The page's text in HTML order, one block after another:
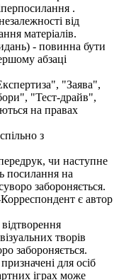
.
від
матеріалів.
- повинна бути
абзаці
"Заява",
"Тест-драйв",
на правах
з
чи наступне
посилання на
забороняється.
є автор
творів
забороняється.
для осіб
іграх може